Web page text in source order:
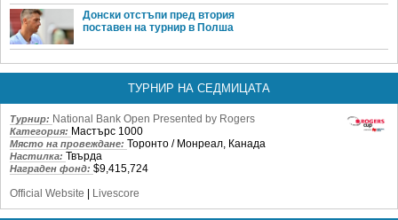
Донски отстъпи пред втория
поставен на турнир в Полша
ТУРНИР НА СЕДМИЦАТА
Турнир: National Bank Open Presented by Rogers
Категория: Мастърс 1000
Място на провеждане: Торонто / Монреал, Канада
Настилка: Твърда
Награден фонд: $9,415,724
Official Website
Livescore